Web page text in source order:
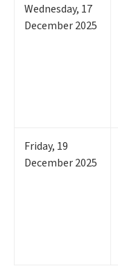
Wednesday, 17
December 2025
Friday, 19
December 2025